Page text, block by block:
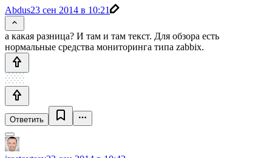
Abdus23 сен 2014 в 10:21
а какая разница? И там и там текст. Для обзора есть
нормальные средства мониторинга типа zabbix.
Ответить